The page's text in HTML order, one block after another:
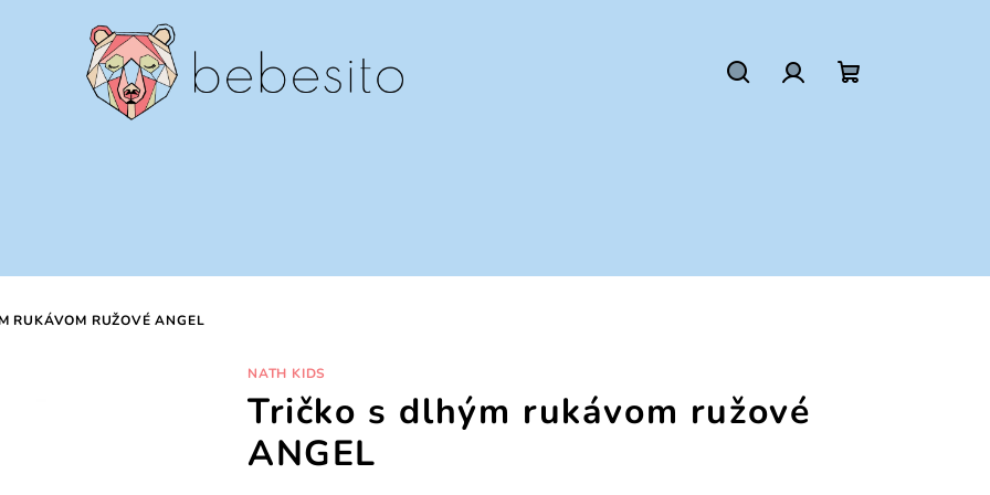
RUKÁVOM RUŽOVÉ ANGEL
NATH KIDS
Tričko s dlhým rukávom ružové
ANGEL